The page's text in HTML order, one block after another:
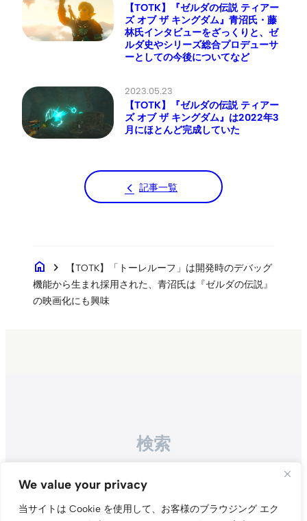
We value your privacy
当サイトは Cookie を使用して、お客様のブラウジング エク
【TOTK】『ゼルダの伝説 ティアー
ズ オブ ザ キングダム』青沼氏・藤
林氏インタビューをざっくりと、ゼ
ルダ史やシリーズ総合プロデューサ
ーとしての今後についてなど
2023.05.23
【TOTK】『ゼルダの伝説 ティアー
ズ オブ ザ キングダム』は2022年3
月にほとんど完成していた
記事一覧
home chevron_right
【TOTK】「トーレルーフ」は開発時のデバッグ
機能から生まれ採用された、青沼氏は『ゼルダの伝説』
の映画化にも興味
検索
Search